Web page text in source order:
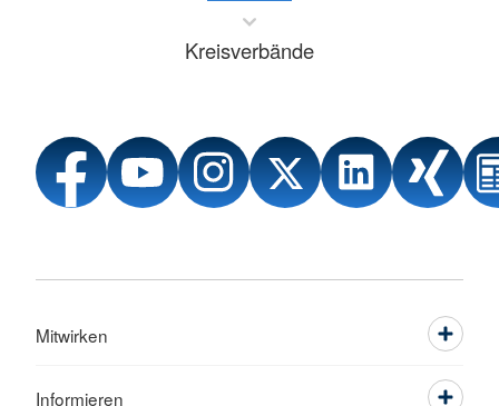
Kreisverbände
Mitwirken
Informieren